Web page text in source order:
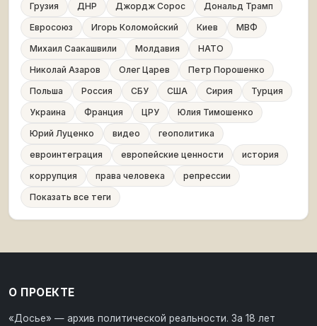
Грузия
ДНР Джордж Сорос
Дональд Трамп
Евросоюз
Игорь Коломойский Киев
МВФ
Михаил Саакашвили
Молдавия
НАТО
Николай Азаров
Олег Царев
Петр Порошенко
Польша
Россия СБУ США Сирия
Турция
Украина
Франция ЦРУ
Юлия Тимошенко
Юрий Луценко
видео
геополитика
евроинтеграция
европейские ценности
история
коррупция
права человека
репрессии
Показать все теги
О ПРОЕКТЕ
«Досье» — архив политической реальности. За 18 лет